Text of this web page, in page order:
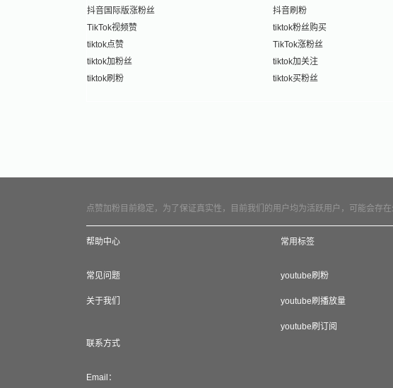
抖音国际版涨粉丝
抖音刷粉
TikTok视频赞
tiktok粉丝购买
tiktok点赞
TikTok涨粉丝
tiktok加粉丝
tiktok加关注
tiktok刷粉
tiktok买粉丝
点赞加粉目前稳定，为了保证真实性，目前我们的用户均为活跃用户，可能会存
帮助中心
常见问题
关于我们
常用标签
youtube刷粉
youtube刷播放量
youtube刷订阅
联系方式
Email：